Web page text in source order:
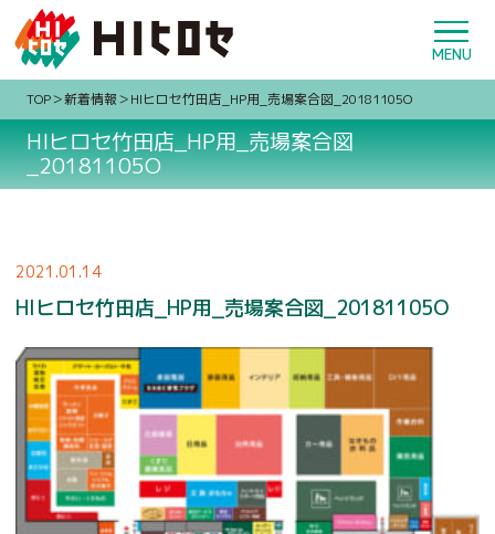
TOP 新着情報 HIヒロセ竹田店_HP用_売場案合図_20181105O
HIヒロセ竹田店_HP用_売場案合図
_20181105O
2021.01.14
HIヒロセ竹田店_HP用_売場案合図_20181105O